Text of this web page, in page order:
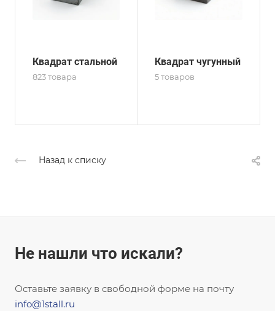
Квадрат стальной
823 товара
Квадрат чугунный
5 товаров
Назад к списку
Не нашли что искали?
Оставьте заявку в свободной форме на почту
info@1stall.ru